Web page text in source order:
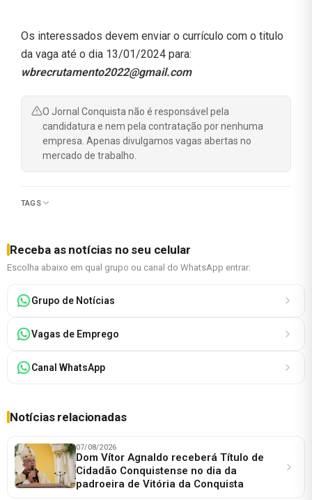
Os interessados devem enviar o currículo com o titulo
da vaga até o dia 13/01/2024 para:
wbrecrutamento2022@gmail.com
O Jornal Conquista não é responsável pela
candidatura e nem pela contratação por nenhuma
empresa. Apenas divulgamos vagas abertas no
mercado de trabalho.
TAGS
Receba as notícias no seu celular
Escolha abaixo em qual grupo ou canal do WhatsApp entrar:
Grupo de Notícias
Vagas de Emprego
Canal WhatsApp
Notícias relacionadas
07/08/2026
Dom Vítor Agnaldo receberá Título de
Cidadão Conquistense no dia da
padroeira de Vitória da Conquista